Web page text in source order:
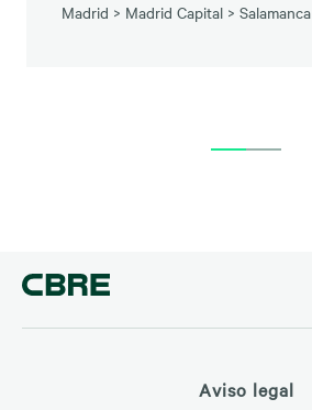
Madrid > Madrid Capital > Salamanca
Aviso legal